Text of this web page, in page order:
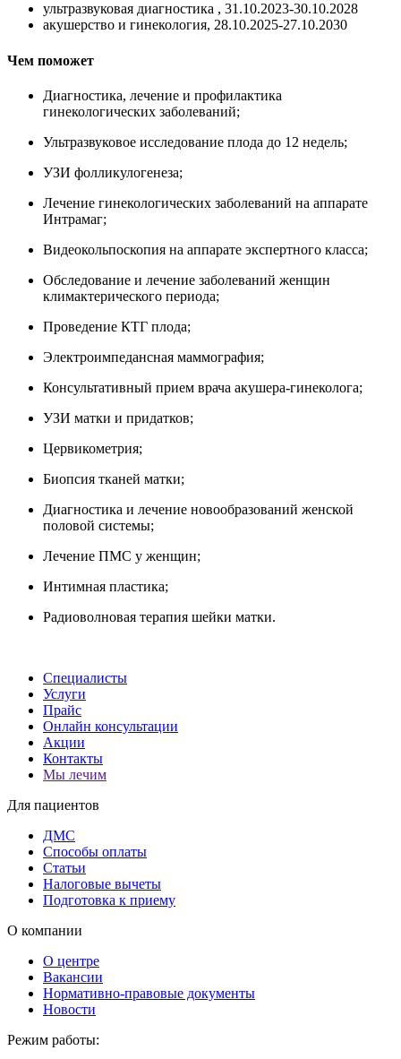
ультразвуковая диагностика , 31.10.2023-30.10.2028
акушерство и гинекология, 28.10.2025-27.10.2030
Чем поможет
Диагностика, лечение и профилактика
гинекологических заболеваний;
Ультразвуковое исследование плода до 12 недель;
УЗИ фолликулогенеза;
Лечение гинекологических заболеваний на аппарате
Интрамаг;
Видеокольпоскопия на аппарате экспертного класса;
Обследование и лечение заболеваний женщин
климактерического периода;
Проведение КТГ плода;
Электроимпедансная маммография;
Консультативный прием врача акушера-гинеколога;
УЗИ матки и придатков;
Цервикометрия;
Биопсия тканей матки;
Диагностика и лечение новообразований женской
половой системы;
Лечение ПМС у женщин;
Интимная пластика;
Радиоволновая терапия шейки матки.
Специалисты
Услуги
Прайс
Онлайн консультации
Акции
Контакты
Мы лечим
Для пациентов
ДМС
Способы оплаты
Статьи
Налоговые вычеты
Подготовка к приему
О компании
О центре
Вакансии
Нормативно-правовые документы
Новости
Режим работы: